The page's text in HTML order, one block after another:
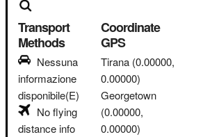
Transport
Methods
Nessuna
informazione
disponibile(E)
No flying
distance info
Coordinate
GPS
Tirana (0.00000,
0.00000)
Georgetown
(0.00000,
0.00000)